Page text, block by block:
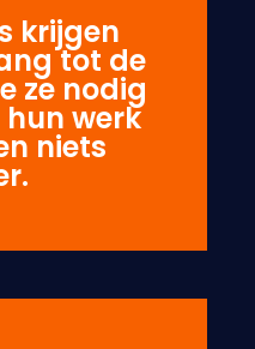
krijgen
tot de
ze nodig
werk
niets